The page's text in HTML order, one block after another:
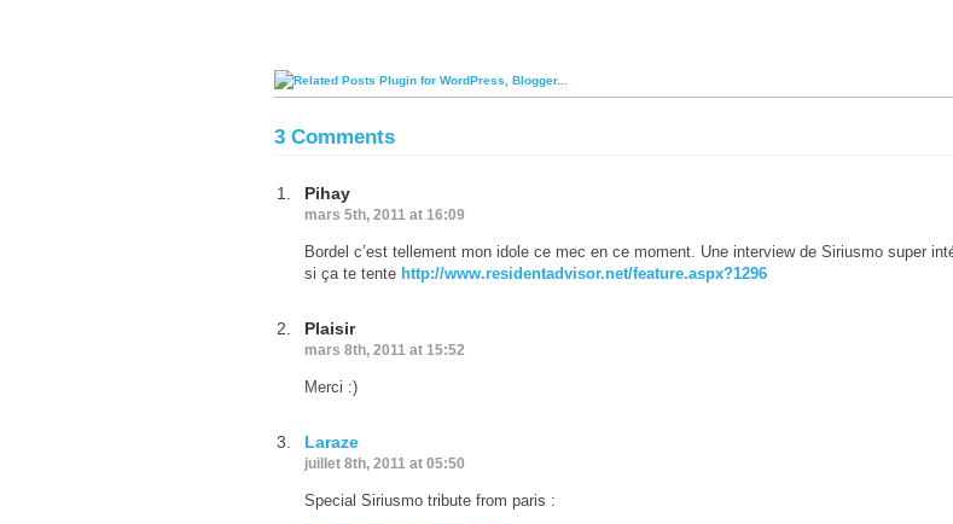
3 Comments
Pihay
mars 5th, 2011 at 16:09
Bordel c’est tellement mon idole ce mec en ce moment. Une interview de Siriusmo super
si ça te tente http://www.residentadvisor.net/feature.aspx?1296
Plaisir
mars 8th, 2011 at 15:52
Merci :)
Laraze
juillet 8th, 2011 at 05:50
Special Siriusmo tribute from paris :